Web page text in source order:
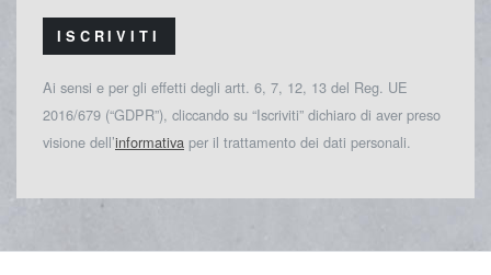
ISCRIVITI
Ai sensi e per gli effetti degli artt. 6, 7, 12, 13 del Reg. UE
2016/679 (“GDPR”), cliccando su “Iscriviti” dichiaro di aver preso
visione dell’informativa per il trattamento dei dati personali.